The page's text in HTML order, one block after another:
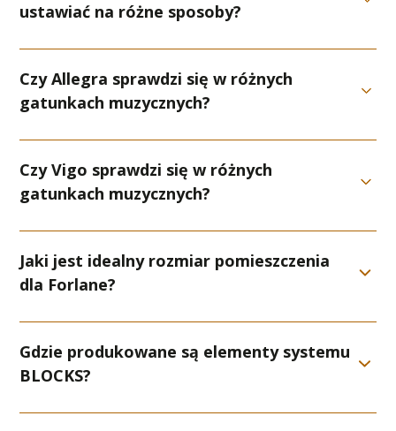
ustawiać na różne sposoby?
Czy Allegra sprawdzi się w różnych
gatunkach muzycznych?
Czy Vigo sprawdzi się w różnych
gatunkach muzycznych?
Jaki jest idealny rozmiar pomieszczenia
dla Forlane?
Gdzie produkowane są elementy systemu
BLOCKS?